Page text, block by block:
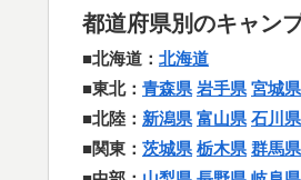
都道府県別のキャン
■北海道： 北海道
■東北： 青森県 岩手県 宮城県
■北陸： 新潟県 富山県 石川県
■関東： 茨城県 栃木県 群馬県